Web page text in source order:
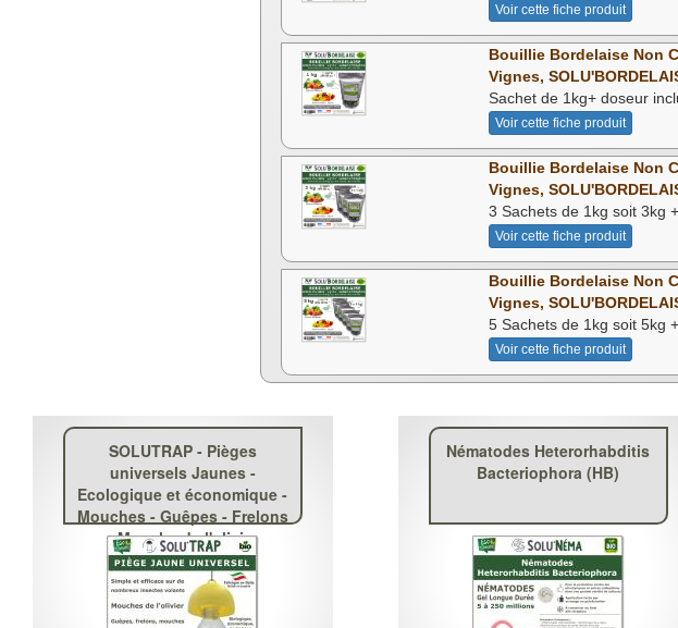
Voir cette fiche produit
Bouillie Bordelaise Non
Vignes,
Sachet de 1kg+ doseur
Voir cette fiche produit
Bouillie Bordelaise Non
Vignes,
3 Sachets de 1kg soit 3kg
Voir cette fiche produit
Bouillie Bordelaise Non
Vignes,
5 Sachets de 1kg soit 5kg
Voir cette fiche produit
SOLUTRAP - Pièges
universels Jaunes -
Ecologique et économique -
Mouches - Guêpes - Frelons
- Mouche de l'olivier
Nématodes Heterorhabditis
Bacteriophora (HB)